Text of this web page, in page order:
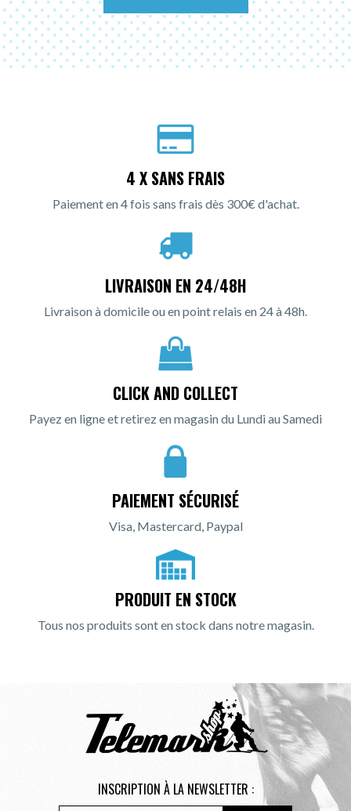
4 X SANS FRAIS
Paiement en 4 fois sans frais dès 300€ d'achat.
LIVRAISON EN 24/48H
Livraison à domicile ou en point relais en 24 à 48h.
CLICK AND COLLECT
Payez en ligne et retirez en magasin du Lundi au Samedi
PAIEMENT SÉCURISÉ
Visa, Mastercard, Paypal
PRODUIT EN STOCK
Tous nos produits sont en stock dans notre magasin.
INSCRIPTION À LA NEWSLETTER :